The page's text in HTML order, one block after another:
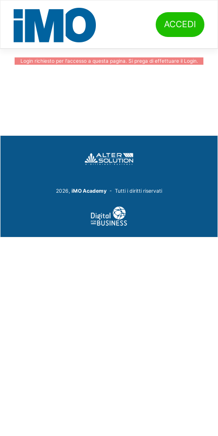
content
ACCEDI
Login richiesto per l'accesso a questa pagina. Si prega di effettuare il Login.
2026, iMO Academy - Tutti i diritti riservati